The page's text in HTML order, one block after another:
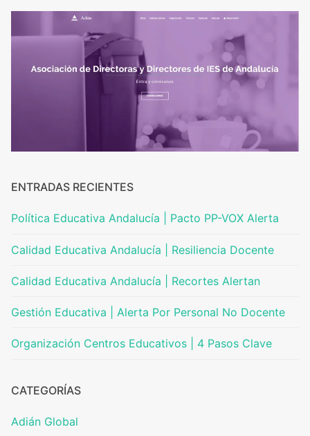
ENTRADAS RECIENTES
Política Educativa Andalucía | Pacto PP-VOX Alerta
Calidad Educativa Andalucía | Resiliencia Docente
Calidad Educativa Andalucía | Recortes Alertan
Gestión Educativa | Alerta Por Personal No Docente
Organización Centros Educativos | 4 Pasos Clave
CATEGORÍAS
Adián Global